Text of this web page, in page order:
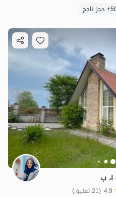
ناجح
ب
4.9 (21 تعليق)